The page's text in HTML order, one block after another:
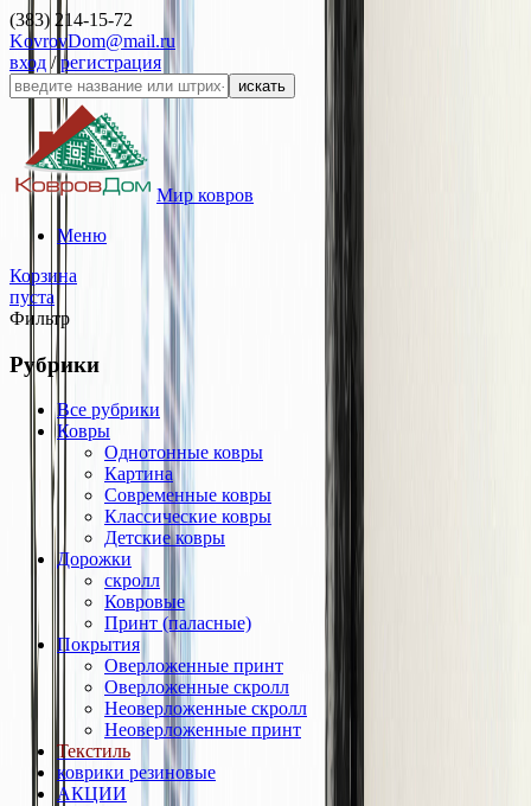
(383) 214-15-72
KovrovDom@mail.ru
вход /регистрация
искать
Мир ковров
Меню
Корзина
пуста
Фильтр
Рубрики
Все рубрики
Ковры
Однотонные ковры
Картина
Современные ковры
Классические ковры
Детские ковры
Дорожки
скролл
Ковровые
Принт (паласные)
Покрытия
Оверложенные принт
Оверложенные скролл
Неоверложенные скролл
Неоверложенные принт
Текстиль
коврики резиновые
АКЦИИ